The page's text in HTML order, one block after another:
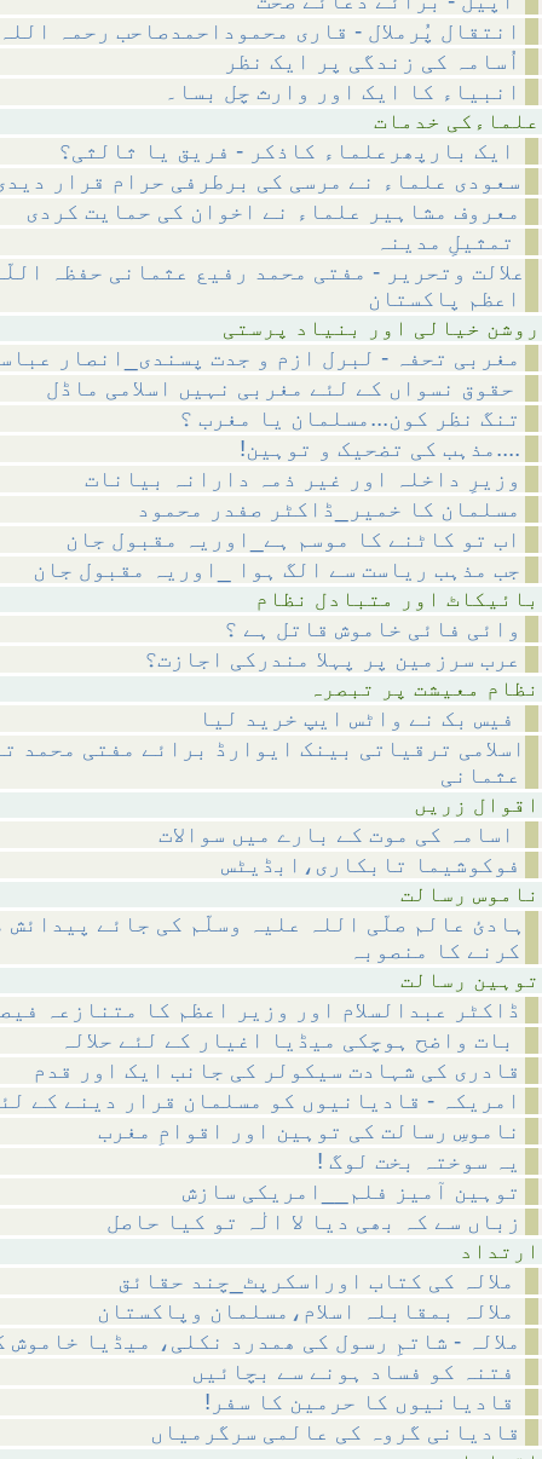
انتقال پُرملال - قاری محموداحمدصاحب رحمہ
اُسامہ کی زندگی پر ایک نظر
انبیاء کا ایک اور وارث چل بسا۔
سعودی علماء نے مرسی کی برطرفی حرام قرار
معروف مشاہیر علماء نے اخوان کی حمایت کردی
علالت وتحریر - مفتی محمد رفیع عثمانی حفظہ
اعظم پاکستان
مغربی تحفہ - لبرل ازم و جدت پسندی_انصار
تنگ نظر کون...مسلمان یا مغرب ؟
!مذہب کی تضحیک و توہین....
وزیرِ داخلہ اور غیر ذمہ دارانہ بیانات
مسلمان کا خمیر_ڈاکٹر صفدر محمود
اب تو کاٹنے کا موسم ہے_اوریہ مقبول جان
جب مذہب ریاست سے الگ ہوا _اوریہ مقبول جان
وائی فائی خاموش قاتل ہے ؟
عرب سرزمین پر پہلا مندرکی اجازت؟
اسلامی ترقیاتی بینک ایوارڈ برائے مفتی محمد
عثمانی
فوکوشیما تابکاری،ابڈیٹس
ہادئ عالم صلّی اللہ علیہ وسلّم کی جائے پیدائش
کرنے کا منصوبہ
ڈاکٹر عبدالسلام اور وزیر اعظم کا متنازعہ
قادری کی شہادت سیکولر کی جانب ایک اور قدم
امریکہ - قادیانیوں کو مسلمان قرار دینے کے
ناموسِ رسالت کی توہین اور اقوامِ مغرب
! یہ سوختہ بخت لوگ
توہین آمیز فلم__امریکی سازش
زباں سے کہ بھی دیا لا الٰہ تو کیا حاصل
ملالہ - شاتمِ رسول کی ھمدرد نکلی، میڈیا خاموش
قادیانی گروہ کی عالمی سرگرمیاں